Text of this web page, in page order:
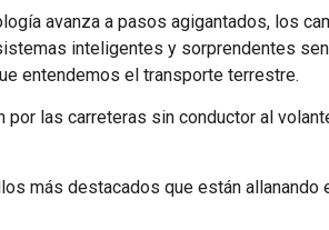
avanza a pasos agigantados, los
inteligentes y sorprendentes
entendemos el transporte terrestre.
por las carreteras sin conductor al
más destacados que están allanando